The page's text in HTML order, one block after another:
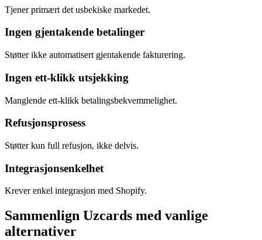
Tjener primært det usbekiske markedet.
Ingen gjentakende betalinger
Støtter ikke automatisert gjentakende fakturering.
Ingen ett-klikk utsjekking
Manglende ett-klikk betalingsbekvemmelighet.
Refusjonsprosess
Støtter kun full refusjon, ikke delvis.
Integrasjonsenkelhet
Krever enkel integrasjon med Shopify.
Sammenlign Uzcards med vanlige
alternativer